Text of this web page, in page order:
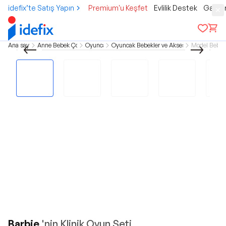
idefix’te Satış Yapın Premium'u Keşfet Evlilik Destek
Ana sayfa Anne Bebek ÇocukOyuncak Oyuncak Bebekler ve AksesuarlarıModel Bebek